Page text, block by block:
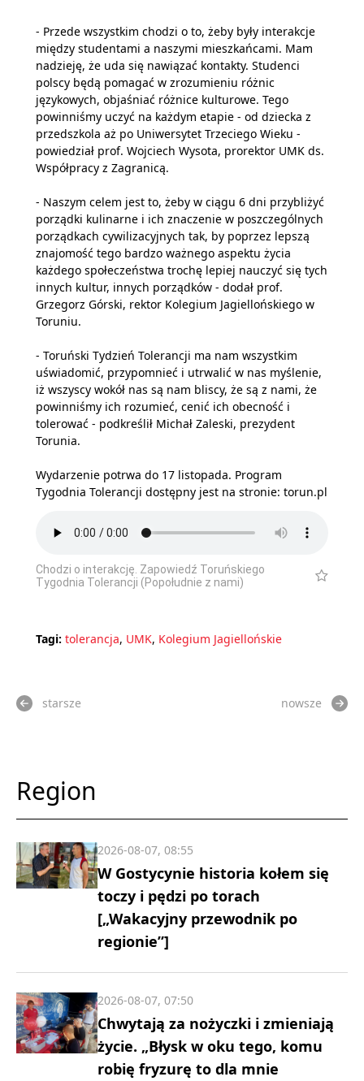
- Przede wszystkim chodzi o to, żeby były interakcje
między studentami a naszymi mieszkańcami. Mam
nadzieję, że uda się nawiązać kontakty. Studenci
polscy będą pomagać w zrozumieniu różnic
językowych, objaśniać różnice kulturowe. Tego
powinniśmy uczyć na każdym etapie - od dziecka z
przedszkola aż po Uniwersytet Trzeciego Wieku -
powiedział prof. Wojciech Wysota, prorektor UMK ds.
Współpracy z Zagranicą.
- Naszym celem jest to, żeby w ciągu 6 dni przybliżyć
porządki kulinarne i ich znaczenie w poszczególnych
porządkach cywilizacyjnych tak, by poprzez lepszą
znajomość tego bardzo ważnego aspektu życia
każdego społeczeństwa trochę lepiej nauczyć się tych
innych kultur, innych porządków - dodał prof.
Grzegorz Górski, rektor Kolegium Jagiellońskiego w
Toruniu.
- Toruński Tydzień Tolerancji ma nam wszystkim
uświadomić, przypomnieć i utrwalić w nas myślenie,
iż wszyscy wokół nas są nam bliscy, że są z nami, że
powinniśmy ich rozumieć, cenić ich obecność i
tolerować - podkreślił Michał Zaleski, prezydent
Torunia.
Wydarzenie potrwa do 17 listopada. Program
Tygodnia Tolerancji dostępny jest na stronie: torun.pl
Chodzi o interakcję. Zapowiedź Toruńskiego
Tygodnia Tolerancji (Popołudnie z nami)
Tagi: tolerancja, UMK, Kolegium Jagiellońskie
starsze nowsze
Region
W Gostycynie historia kołem się
toczy i pędzi po torach
[„Wakacyjny przewodnik po
regionie”]
2026-08-07, 08:55
Chwytają za nożyczki i zmieniają
życie. „Błysk w oku tego, komu
robię fryzurę to dla mnie
2026-08-07, 07:50